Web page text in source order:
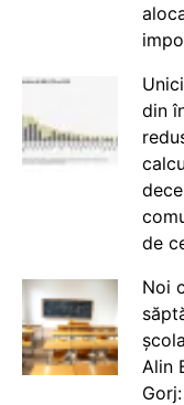
din
de
Noi
Alin